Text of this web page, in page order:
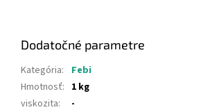
Dodatočné parametre
Kategória:
Febi
Hmotnosť: 1 kg
viskozita: -